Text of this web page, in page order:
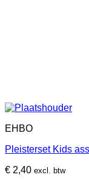
EHBO
Pleisterset Kids
€ 2,40 excl. btw